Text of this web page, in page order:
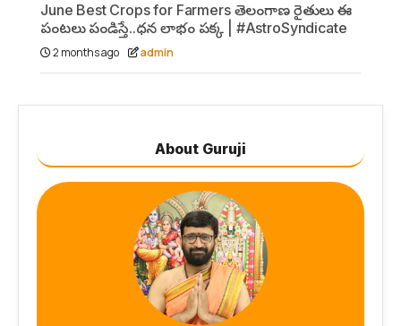
June Best Crops for Farmers తెలంగాణ రైతులు ఈ
పంటలు పండిస్తే..ధన లాభం పక్క | #AstroSyndicate
2 months ago admin
About Guruji